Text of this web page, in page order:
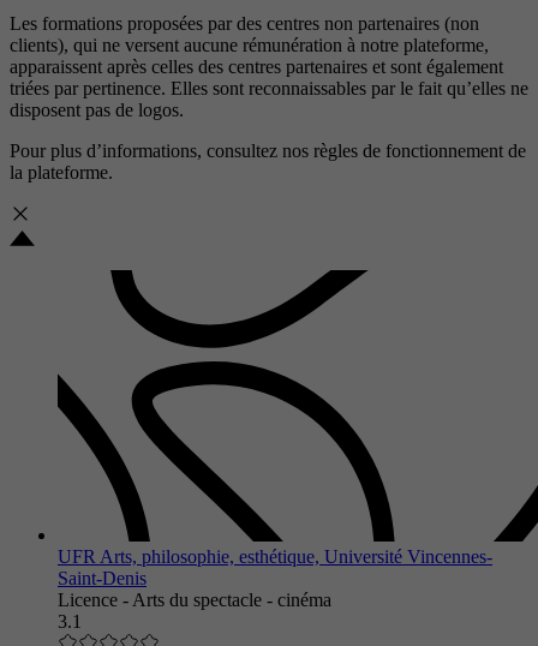
Les formations proposées par des centres non partenaires (non
clients), qui ne versent aucune rémunération à notre plateforme,
apparaissent après celles des centres partenaires et sont également
triées par pertinence. Elles sont reconnaissables par le fait qu’elles ne
disposent pas de logos.
Pour plus d’informations, consultez nos règles de fonctionnement de
la plateforme.
UFR Arts, philosophie, esthétique, Université Vincennes-
Saint-Denis
Licence - Arts du spectacle - cinéma
3.1